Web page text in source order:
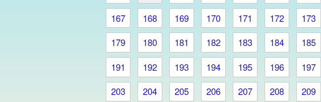
167
168 169 170 171 172 173
179
180 181 182 183 184 185
191
192 193 194 195 196 197
203
204 205 206 207 208 209